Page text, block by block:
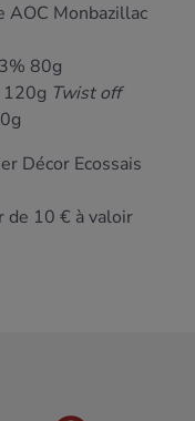
AOC Monbazillac
80g
120g Twist off
Décor Ecossais
de 10 € à valoir